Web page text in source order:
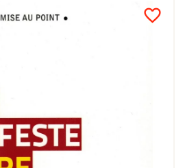
favorite_border